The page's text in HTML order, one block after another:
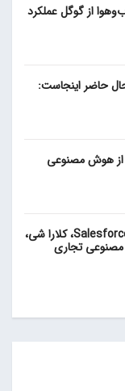
از گوگل عملکرد
حاضر اینجاست:
تقریباً تمام کارکنان دانش نسل Z از هوش مصنوعی
متا مدیر بخش هوش مصنوعی Salesforce، کلارا شی،
تجاری